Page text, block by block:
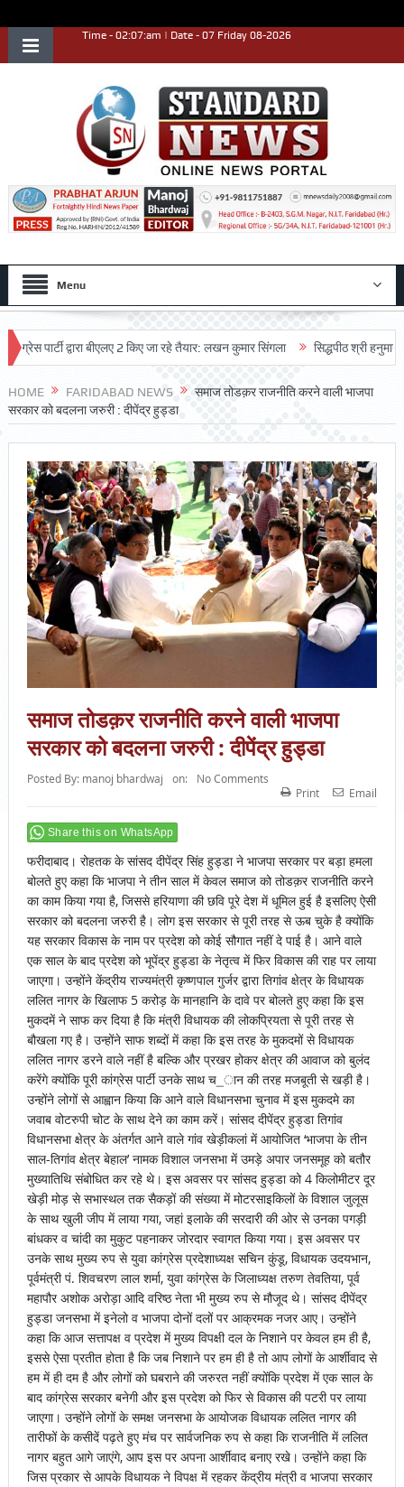
Time - 02:07:am | Date - 07 Friday 08-2026
Menu
द्वारा बीएलए 2 किए जा रहे तैयार: लखन कुमार सिंगला सिद्धपीठ श्री हनुमान मंदिर
HOME FARIDABAD NEWS
समाज तोडक़र राजनीति करने वाली भाजपा
सरकार को बदलना जरुरी : दीपेंद्र हुड्डा
समाज तोडक़र राजनीति करने वाली भाजपा
सरकार को बदलना जरुरी : दीपेंद्र हुड्डा
Posted By: manoj bhardwaj on:
No Comments
Print
Email
Share this on WhatsApp
फरीदाबाद। रोहतक के सांसद दीपेंद्र सिंह हुड्डा ने भाजपा सरकार पर बड़ा हमला
बोलते हुए कहा कि भाजपा ने तीन साल में केवल समाज को तोडक़र राजनीति करने
का काम किया गया है, जिससे हरियाणा की छवि पूरे देश में धूमिल हुई है इसलिए ऐसी
सरकार को बदलना जरुरी है। लोग इस सरकार से पूरी तरह से ऊब चुके है क्योंकि
यह सरकार विकास के नाम पर प्रदेश को कोई सौगात नहीं दे पाई है। आने वाले
एक साल के बाद प्रदेश को भूपेंद्र हुड्डा के नेतृत्व में फिर विकास की राह पर लाया
जाएगा। उन्होंने केंद्रीय राज्यमंत्री कृष्णपाल गुर्जर द्वारा तिगांव क्षेत्र के विधायक
ललित नागर के खिलाफ 5 करोड़ के मानहानि के दावे पर बोलते हुए कहा कि इस
मुकदमें ने साफ कर दिया है कि मंत्री विधायक की लोकप्रियता से पूरी तरह से
बौखला गए है। उन्होंने साफ शब्दों में कहा कि इस तरह के मुकदमों से विधायक
ललित नागर डरने वाले नहीं है बल्कि और प्रखर होकर क्षेत्र की आवाज को बुलंद
करेंगे क्योंकि पूरी कांग्रेस पार्टी उनके साथ च_ान की तरह मजबूती से खड़ी है।
उन्होंने लोगों से आह्वान किया कि आने वाले विधानसभा चुनाव में इस मुकदमे का
जवाब वोटरुपी चोट के साथ देने का काम करें। सांसद दीपेंद्र हुड्डा तिगांव
विधानसभा क्षेत्र के अंतर्गत आने वाले गांव खेड़ीकलां में आयोजित ‘भाजपा के तीन
साल-तिगांव क्षेत्र बेहाल’ नामक विशाल जनसभा में उमड़े अपार जनसमूह को बतौर
मुख्यातिथि संबोधित कर रहे थे। इस अवसर पर सांसद हुड्डा को 4 किलोमीटर दूर
खेड़ी मोड़ से सभास्थल तक सैकड़ों की संख्या में मोटरसाइकिलों के विशाल जुलूस
के साथ खुली जीप में लाया गया, जहां इलाके की सरदारी की ओर से उनका पगड़ी
बांधकर व चांदी का मुकुट पहनाकर जोरदार स्वागत किया गया। इस अवसर पर
उनके साथ मुख्य रुप से युवा कांग्रेस प्रदेशाध्यक्ष सचिन कुंडू, विधायक उदयभान,
पूर्वमंत्री पं. शिवचरण लाल शर्मा, युवा कांग्रेस के जिलाध्यक्ष तरुण तेवतिया, पूर्व
महापौर अशोक अरोड़ा आदि वरिष्ठ नेता भी मुख्य रुप से मौजूद थे। सांसद दीपेंद्र
हुड्डा जनसभा में इनेलो व भाजपा दोनों दलों पर आक्रमक नजर आए। उन्होंने
कहा कि आज सत्तापक्ष व प्रदेश में मुख्य विपक्षी दल के निशाने पर केवल हम ही है,
इससे ऐसा प्रतीत होता है कि जब निशाने पर हम ही है तो आप लोगों के आर्शीवाद से
हम में ही दम है और लोगों को घबराने की जरुरत नहीं क्योंकि प्रदेश में एक साल के
बाद कांग्रेस सरकार बनेगी और इस प्रदेश को फिर से विकास की पटरी पर लाया
जाएगा। उन्होंने लोगों के समक्ष जनसभा के आयोजक विधायक ललित नागर की
तारीफों के कसीदें पढ़ते हुए मंच पर सार्वजनिक रुप से कहा कि राजनीति में ललित
नागर बहुत आगे जाएंगे, आप इस पर अपना आर्शीवाद बनाए रखे। उन्होंने कहा कि
जिस प्रकार से आपके विधायक ने विपक्ष में रहकर केंद्रीय मंत्री व भाजपा सरकार